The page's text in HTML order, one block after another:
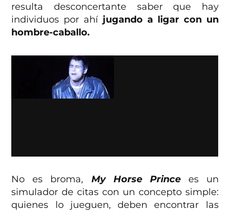
resulta desconcertante saber que hay
individuos por ahí jugando a ligar con un
hombre-caballo.
No es broma, My Horse Princees un
simulador de citas con un concepto simple:
quienes lo jueguen, deben encontrar las